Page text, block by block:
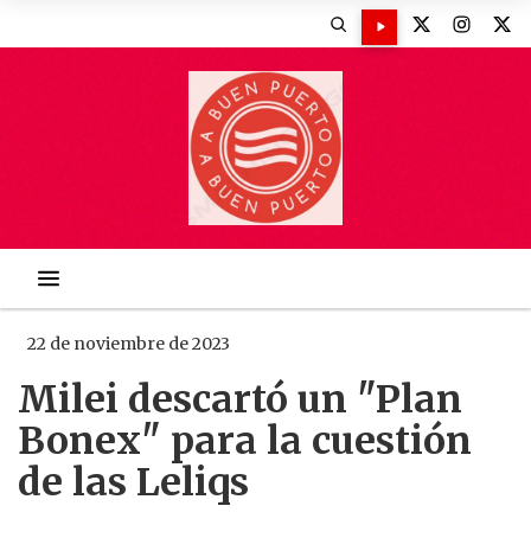
22 de noviembre de 2023
Milei descartó un "Plan
Bonex" para la cuestión
de las Leliqs